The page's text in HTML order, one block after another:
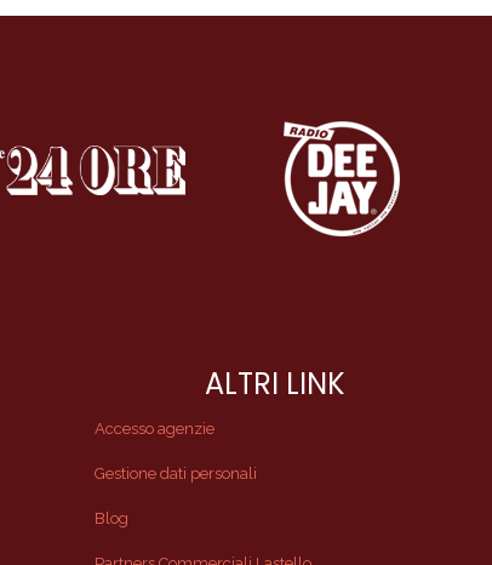
ALTRI LINK
Accesso agenzie
Gestione dati personali
Blog